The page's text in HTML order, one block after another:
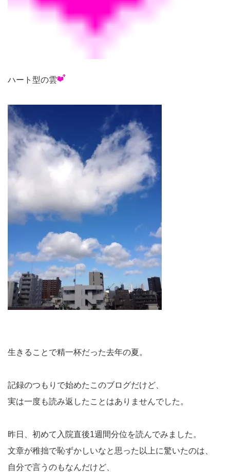
ハート型の雲
生きることで精一杯だった去年の夏。
記録のつもりで始めたこのブログだけど、
実は一度も読み返したことはありませんでした。
昨日、初めて入院直後1週間分位を読んでみました。
文章が稚拙で恥ずかしいなと思った以上に驚いたのは、
自分で言うのもなんだけど、